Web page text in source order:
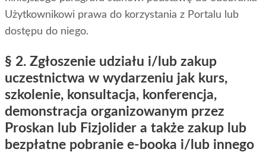
Użytkownikowi prawa do korzystania z Portalu lub
dostępu do niego.
§ 2. Zgłoszenie udziału i/lub zakup
uczestnictwa w wydarzeniu jak kurs,
szkolenie, konsultacja, konferencja,
demonstracja organizowanym przez
Proskan lub Fizjolider a także zakup lub
bezpłatne pobranie e-booka i/lub innego